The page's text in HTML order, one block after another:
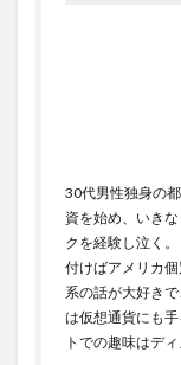
30代男性独身の
資を始め、いき
クを経験し泣く
付けばアメリカ
系の話が大好き
は仮想通貨にも
トでの趣味はデ